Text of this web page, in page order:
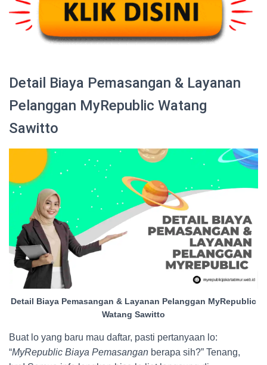
Detail Biaya Pemasangan & Layanan
Pelanggan MyRepublic Watang
Sawitto
Detail Biaya Pemasangan & Layanan Pelanggan MyRepublic
Watang Sawitto
Buat lo yang baru mau daftar, pasti pertanyaan lo:
“MyRepublic Biaya Pemasangan berapa sih?” Tenang,